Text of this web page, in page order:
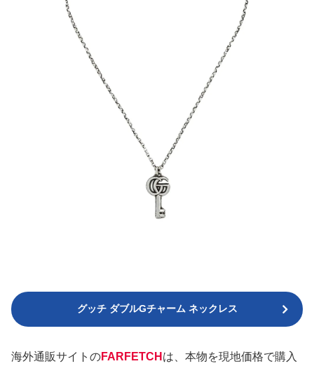
グッチ ダブルGチャーム ネックレス
海外通販サイトのFARFETCH は、本物を現地価格で購入